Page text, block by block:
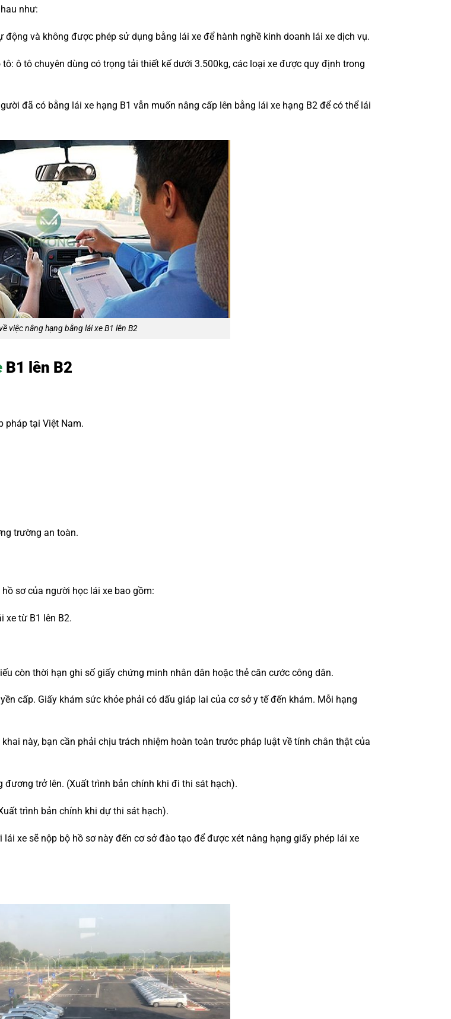
như:
và không được phép sử dụng bằng lái xe để hành nghề kinh doanh lái xe dịch vụ.
ô tô chuyên dùng có trọng tải thiết kế dưới 3.500kg, các loại xe được quy định trong
đã có bằng lái xe hạng B1 vẫn muốn nâng cấp lên bằng lái xe hạng B2 để có thể lái
việc nâng hạng bằng lái xe B1 lên B2
B1 lên B2
pháp tại Việt Nam.
trường an toàn.
sơ của người học lái xe bao gồm:
xe từ B1 lên B2.
còn thời hạn ghi số giấy chứng minh nhân dân hoặc thẻ căn cước công dân.
cấp. Giấy khám sức khỏe phải có dấu giáp lai của cơ sở y tế đến khám. Mỗi hạng
này, bạn cần phải chịu trách nhiệm hoàn toàn trước pháp luật về tính chân thật của
trở lên. (Xuất trình bản chính khi đi thi sát hạch).
trình bản chính khi dự thi sát hạch).
xe sẽ nộp bộ hồ sơ này đến cơ sở đào tạo để được xét nâng hạng giấy phép lái xe